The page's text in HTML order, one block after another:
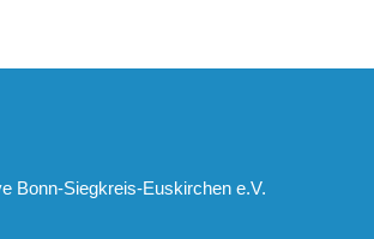
Bonn-Siegkreis-Euskirchen e.V.